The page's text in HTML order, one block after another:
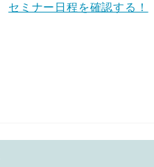
セミナー日程を確認する！